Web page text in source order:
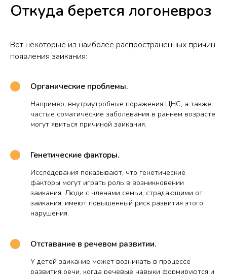
Откуда берется логоневроз
Вот некоторые из наиболее распространенных причин
появления заикания:
Органические проблемы.
Например, внутриутробные поражения ЦНС, а также
частые соматические заболевания в раннем возрасте
могут явиться причиной заикания.
Генетические факторы.
Исследования показывают, что генетические
факторы могут играть роль в возникновении
заикания. Люди с членами семьи, страдающими от
заикания, имеют повышенный риск развития этого
нарушения.
Отставание в речевом развитии.
У детей заикание может возникать в процессе
развития речи, когда речевые навыки формируются и